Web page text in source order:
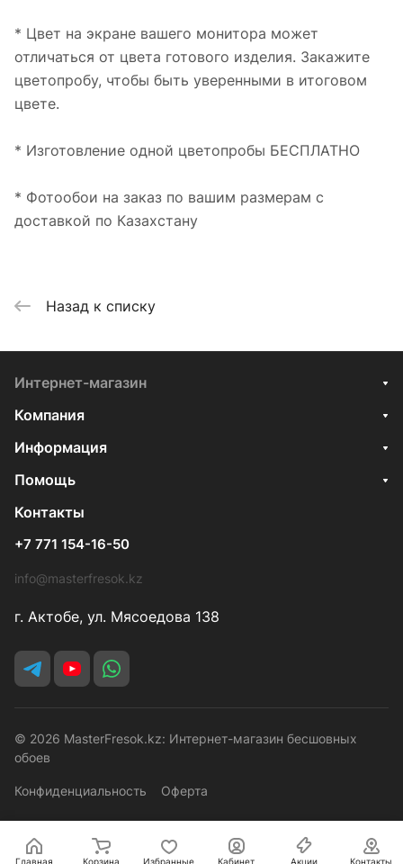
* Цвет на экране вашего монитора может
отличаться от цвета готового изделия. Закажите
цветопробу, чтобы быть уверенными в итоговом
цвете.
* Изготовление одной цветопробы БЕСПЛАТНО
* Фотообои на заказ по вашим размерам с
доставкой по Казахстану
Назад к списку
Интернет-магазин
Компания
Информация
Помощь
Контакты
+7 771 154-16-50
info@masterfresok.kz
г. Актобе, ул. Мясоедова 138
© 2026 MasterFresok.kz: Интернет-магазин бесшовных
обоев
Конфиденциальность Оферта
Главная Корзина Избранные Кабинет Акции Контакты